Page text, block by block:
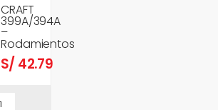
CRAFT
399A/394A
–
Rodamientos
S/ 42.79